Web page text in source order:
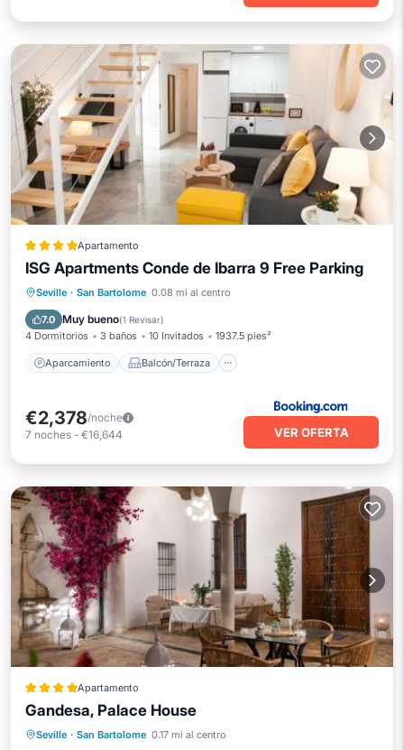
Apartamento
ISG Apartments Conde de Ibarra 9 Free Parking
Seville · San Bartolome 0.08 mi al centro
7.0 Muy bueno(1 Revisar)
4 Dormitorios 3 baños 10 Invitados 1937.5 pies²
Aparcamiento Balcón/Terraza
Aparcamiento
Balcón/Terraza
Vistas
Aire acondicionado
€2,378/noche
7 noches - €16,644 VER OFERTA
Apartamento
Gandesa, Palace House
Seville · San Bartolome 0.17 mi al centro
Desayuno Aparcamiento
Balcón/Terraza